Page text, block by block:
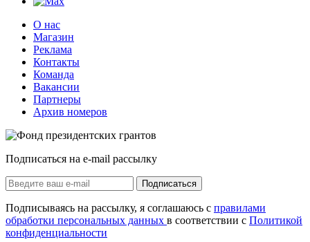
О нас
Магазин
Реклама
Контакты
Команда
Вакансии
Партнеры
Архив номеров
Подписаться на e-mail рассылку
Подписаться
Подписываясь на рассылку, я соглашаюсь с правилами
обработки персональных данных в соответствии с Политикой
конфиденциальности